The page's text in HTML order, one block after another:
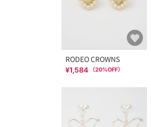
RODEO CROWNS
¥1,584 （20%OFF）